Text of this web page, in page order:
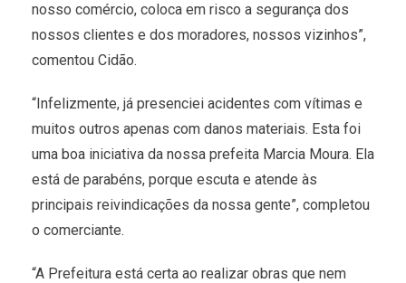
nosso comércio, coloca em risco a segurança dos
nossos clientes e dos moradores, nossos vizinhos”,
comentou Cidão.
“Infelizmente, já presenciei acidentes com vítimas e
muitos outros apenas com danos materiais. Esta foi
uma boa iniciativa da nossa prefeita Marcia Moura. Ela
está de parabéns, porque escuta e atende às
principais reivindicações da nossa gente”, completou
o comerciante.
“A Prefeitura está certa ao realizar obras que nem